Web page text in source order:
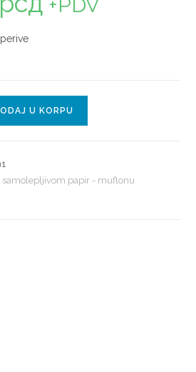
+PDV
U KORPU
samolepljivom papir - muflonu